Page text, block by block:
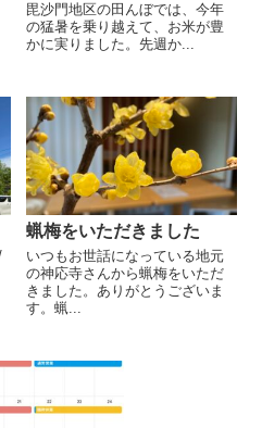
毘沙門地区の田んぼでは、今年
の猛暑を乗り越えて、お米が豊
かに実りました。先週か...
蝋梅をいただきました
いつもお世話になっている地元
の神応寺さんから蝋梅をいただ
きました。ありがとうございま
す。蝋...